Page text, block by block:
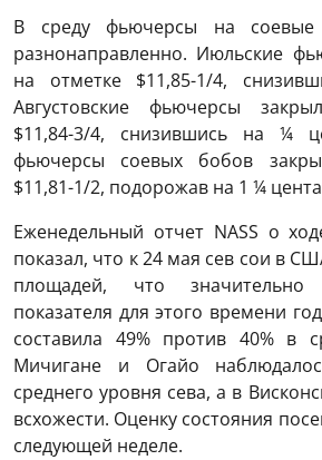
В среду фьючерсы на соевые
разнонаправленно. Июльские
на отметке $11,85-1/4,
Августовские фьючерсы
$11,84-3/4, снизившись на ¼
фьючерсы соевых бобов
$11,81-1/2, подорожав на 1 ¼
Еженедельный отчет NASS о
показал, что к 24 мая сев сои в
площадей, что
показателя для этого времени
составила 49% против 40% в
Мичигане и Огайо
среднего уровня сева, а в
всхожести. Оценку состояния
следующей неделе.